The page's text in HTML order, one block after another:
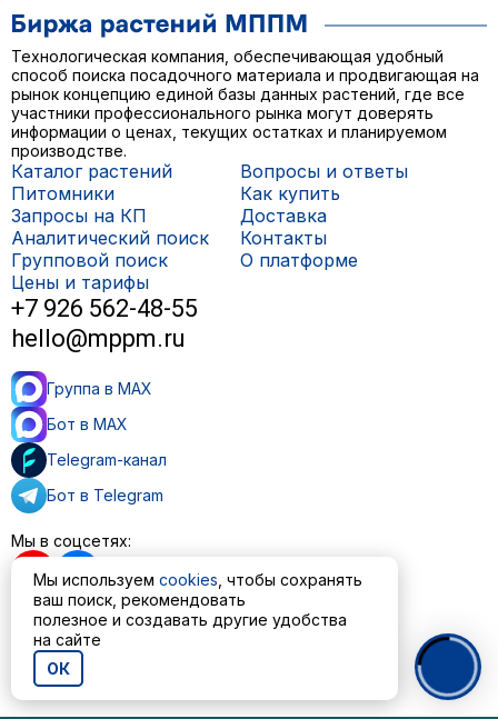
Технологическая компания, обеспечивающая удобный
способ поиска посадочного материала и продвигающая на
рынок концепцию единой базы данных растений, где все
участники профессионального рынка могут доверять
информации о ценах, текущих остатках и планируемом
производстве.
Каталог растений
Питомники
Запросы на КП
Аналитический поиск
Групповой поиск
Цены и тарифы
Вопросы и ответы
Как купить
Доставка
Контакты
О платформе
+7 926 562-48-55
hello@mppm.ru
Группа в MAX
Бот в MAX
Telegram-канал
Бот в Telegram
Мы в соцсетях:
Пользовательское соглашение
Политика обработки персональных данных
© ООО «МППМ» 2023—2026
Мы используем cookies , чтобы сохранять
ваш поиск, рекомендовать
полезное и создавать другие удобства
на сайте
ОК